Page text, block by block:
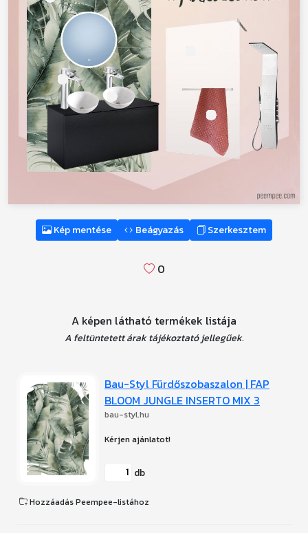
Kép mentése Beágyazás Szerkesztem
0
A képen látható termékek listája
A feltüntetett árak tájékoztató jellegűek.
Bau-Styl Fürdőszobaszalon | FAP
BLOOM JUNGLE INSERTO MIX 3
bau-styl.hu
db
Hozzáadás Peempee-listához